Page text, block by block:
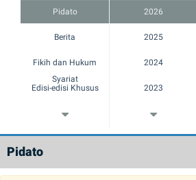
Pidato
Berita
Fikih dan Hukum
Syariat
Edisi-edisi Khusus
Catatan Pinggir
Multimedia
2026
2025
2024
2023
2022
2021
Pidato